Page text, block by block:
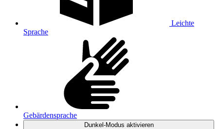
Leichte
Sprache
Gebärdensprache
Dunkel-Modus aktivieren